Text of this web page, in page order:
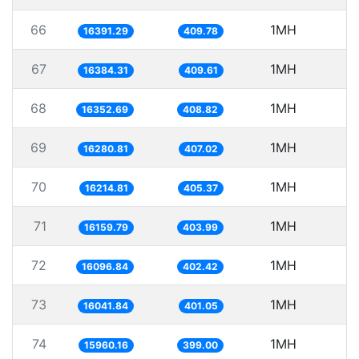
66 16391.29 409.78 1MH
67 16384.31 409.61 1MH
68 16352.69 408.82 1MH
69 16280.81 407.02 1MH
70 16214.81 405.37 1MH
71 16159.79 403.99 1MH
72 16096.84 402.42 1MH
73 16041.84 401.05 1MH
74 15960.16 399.00 1MH